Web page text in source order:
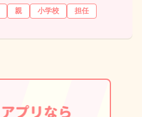
親 小学校
担任